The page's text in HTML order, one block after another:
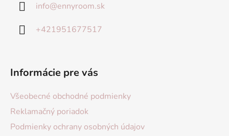
info@ennyroom.sk
+421951677517
Informácie pre vás
Všeobecné obchodné podmienky
Reklamačný poriadok
Podmienky ochrany osobných údajov